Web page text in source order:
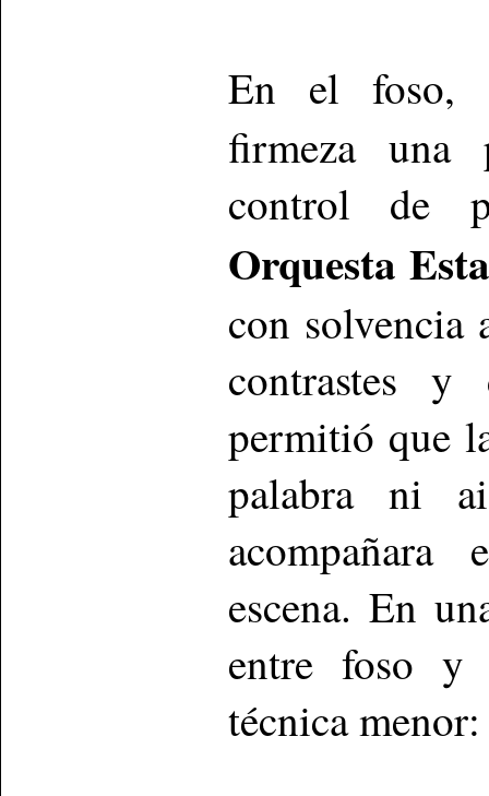
En el foso,
firmeza una
control de
Orquesta
con solvencia
contrastes y
permitió que
palabra ni
escena. En
entre foso y
técnica